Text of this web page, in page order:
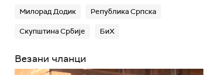
Милорад Додик Република Српска
Скупштина Србије БиХ
Везани чланци